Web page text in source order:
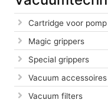
Cartridge voor
Magic grippers
Special grippers
Vacuum accessoires
Vacuum filters